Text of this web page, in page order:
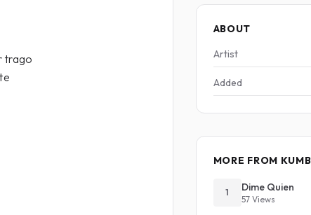
trago
ABOUT
Artist
Added
MORE FROM
1 Dime Quien
57 Views